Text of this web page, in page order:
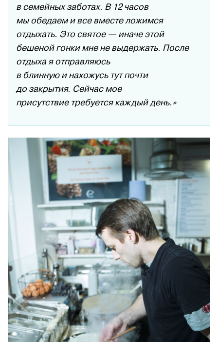
в семейных заботах. В 12 часов
мы обедаем и все вместе ложимся
отдыхать. Это святое — иначе этой
бешеной гонки мне не выдержать. После
отдыха я отправляюсь
в блинную и нахожусь тут почти
до закрытия. Сейчас мое
присутствие требуется каждый день.»